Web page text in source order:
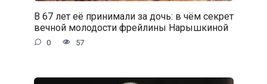
В 67 лет её принимали за дочь: в чём секрет
вечной молодости фрейлины Нарышкиной
0 57